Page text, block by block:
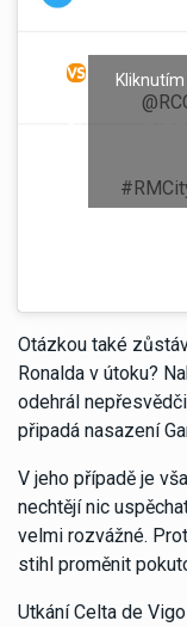
¡Mañana
nosotros la
Otázkou také
Ronalda v útoku?
odehrál
připadá nasazení
V jeho případě je
nechtějí nic
velmi rozvážné.
stihl proměnit
Utkání Celta de